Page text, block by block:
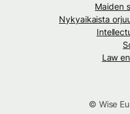
Maiden
Nykyaikaista
Law
© Wise